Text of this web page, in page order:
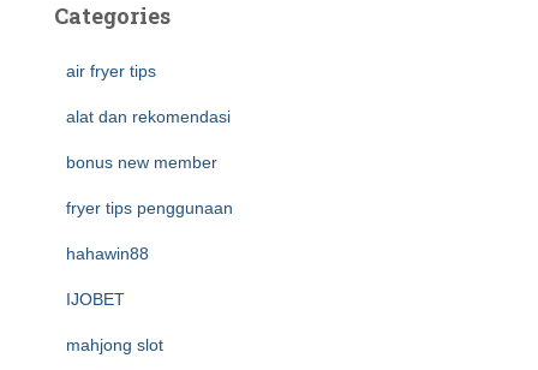
Categories
air fryer tips
alat dan rekomendasi
bonus new member
fryer tips penggunaan
hahawin88
IJOBET
mahjong slot